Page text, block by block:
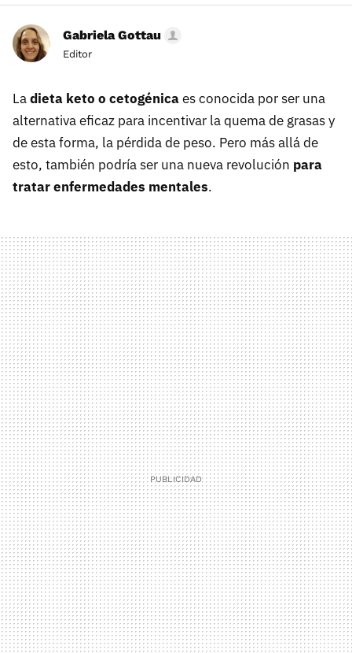
Gabriela Gottau
Editor
Ladieta keto o cetogénicaes conocida por ser una
alternativa eficaz para incentivar la quema de grasas y
de esta forma, la pérdida de peso. Pero más allá de
esto, también podría ser una nueva revolución para
tratar enfermedades mentales.